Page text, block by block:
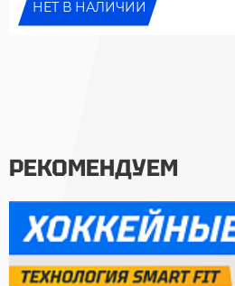
НЕТ В НАЛИЧИИ
РЕКОМЕНДУЕМ